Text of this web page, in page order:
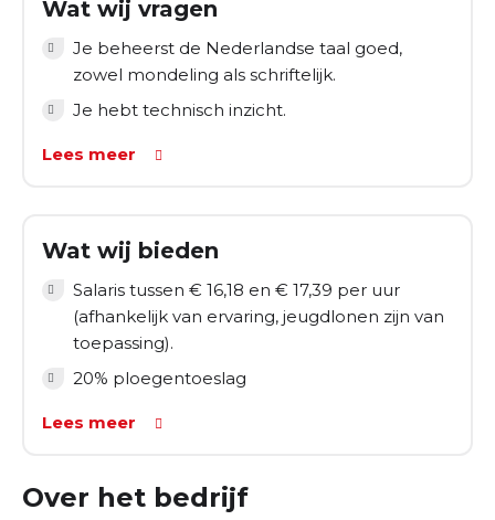
Bedienen en instellen van productiemachines.
Bedrukken van papieren zakken volgens de juiste
specificaties
Controleren van de kwaliteit van het drukwerk.
Je werkt in een 3-ploegendienst met afwisselende
dagdienst (40 uur pw), avonddienst (37 uur pw) en
nachtdiensten (32 uur pw).
Het is fulltime werk met een ploegentoeslag van
Wat wij vragen
Je beheerst de Nederlandse taal goed,
zowel mondeling als schriftelijk.
Je hebt technisch inzicht.
Lees meer
Wat wij bieden
Salaris tussen € 16,18 en € 17,39 per uur
(afhankelijk van ervaring, jeugdlonen zijn van
toepassing).
20% ploegentoeslag
Lees meer
Over het bedrijf